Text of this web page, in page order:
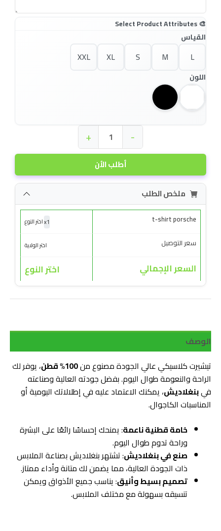
القياس
L
M
S
XL
XXL
اللون
أطلب الأن
-
+
ملخص الطلب
t-shirt porsche
x1 اختر النوع
سعر التوصيل اختر الولاية
السعر الإجمالي اختر النوع
الوصف
تيشيرت كلاسيكي عالي الجودة مصنوع من100% قطن
، يوفر لك
الراحة والنعومة طوال اليوم. بفضل جودته العالية وصناعته
فيبنغلاديش، يمكنك الاعتماد عليه في إطلالاتك اليومية أو
المناسبات الكاجوال.
خامة قطنية ناعمة: يمنحك إحساسًا رائعًا على البشرة
وراحة تدوم طوال اليوم.
صنع في بنغلاديش: تشتهر بنغلاديش بصناعة الملابس
ذات الجودة العالية، مما يضمن لك متانة وأداء ممتاز.
تصميم بسيط وأنيق: يناسب جميع الأذواق ويمكن
تنسيقه بسهولة مع مختلف الملابس.